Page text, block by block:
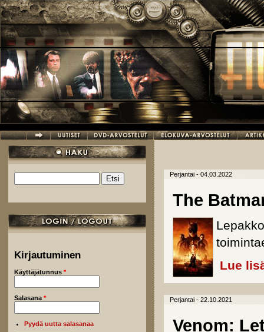
Hyppää pääsisältöön
Hakulomake
Kirjautuminen
Käyttäjätunnus *
Salasana *
Pyydä uutta salasanaa
Perjantai - 04.03.2022
The
Lue
Perjantai - 22.10.2021
Venom: